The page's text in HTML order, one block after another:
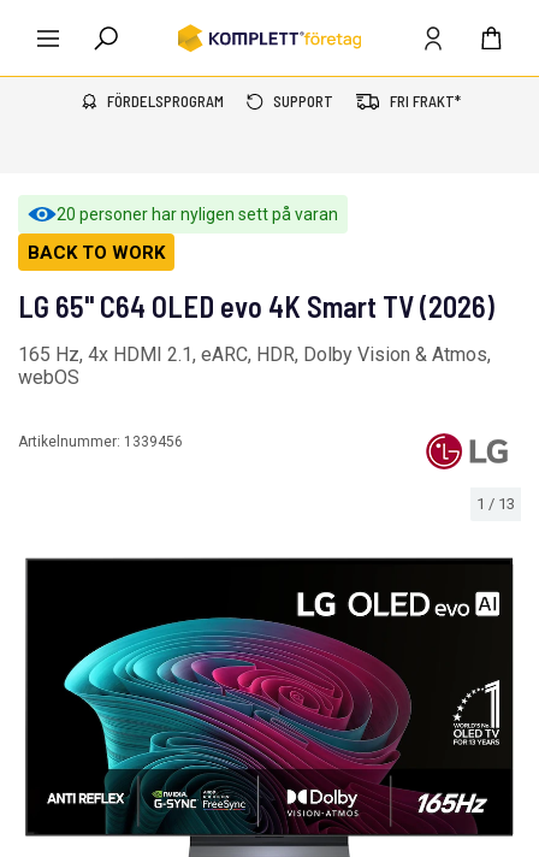
FÖRDELSPROGRAM SUPPORT FRI FRAKT*
20 personer har nyligen sett på varan
1 / 13
BACK TO WORK
LG 65" C64 OLED evo 4K Smart TV (2026)
165 Hz, 4x HDMI 2.1, eARC, HDR, Dolby Vision & Atmos,
webOS
Artikelnummer: 1339456